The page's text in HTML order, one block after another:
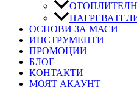
ОСНОВИ ЗА МАСИ
ИНСТРУМЕНТИ
ПРОМОЦИИ
БЛОГ
КОНТАКТИ
МОЯТ АКАУНТ